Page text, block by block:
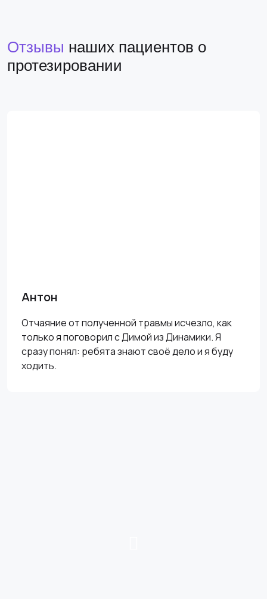
Отзывы наших пациентов о
протезировании
Антон
Отчаяние от полученной травмы исчезло, как
только я поговорил с Димой из Динамики. Я
сразу понял: ребята знают своё дело и я буду
ходить.